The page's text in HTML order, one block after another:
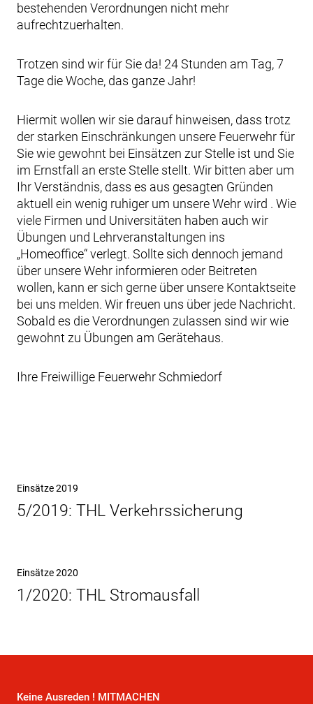
bestehenden Verordnungen nicht mehr
aufrechtzuerhalten.
Trotzen sind wir für Sie da! 24 Stunden am Tag, 7
Tage die Woche, das ganze Jahr!
Hiermit wollen wir sie darauf hinweisen, dass trotz
der starken Einschränkungen unsere Feuerwehr für
Sie wie gewohnt bei Einsätzen zur Stelle ist und Sie
im Ernstfall an erste Stelle stellt. Wir bitten aber um
Ihr Verständnis, dass es aus gesagten Gründen
aktuell ein wenig ruhiger um unsere Wehr wird . Wie
viele Firmen und Universitäten haben auch wir
Übungen und Lehrveranstaltungen ins
„Homeoffice“ verlegt. Sollte sich dennoch jemand
über unsere Wehr informieren oder Beitreten
wollen, kann er sich gerne über unsere Kontaktseite
bei uns melden. Wir freuen uns über jede Nachricht.
Sobald es die Verordnungen zulassen sind wir wie
gewohnt zu Übungen am Gerätehaus.
Ihre Freiwillige Feuerwehr Schmiedorf
Vorheriger
Beitrag
Einsätze 2019
5/2019: THL Verkehrssicherung
Nächster
Beitrag
Einsätze 2020
1/2020: THL Stromausfall
Keine Ausreden ! MITMACHEN